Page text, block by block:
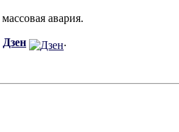
авария.
Дзен .